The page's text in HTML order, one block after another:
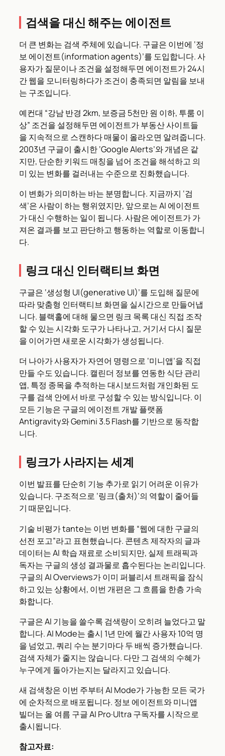
검색을 대신 해주는 에이전트
더 큰 변화는 검색 주체에 있습니다. 구글은 이번에 ‘정
보 에이전트(information agents)’를 도입합니다. 사
용자가 질문이나 조건을 설정해두면 에이전트가 24시
간 웹을 모니터링하다가 조건이 충족되면 알림을 보내
는 구조입니다.
예컨대 “강남 반경 2km, 보증금 5천만 원 이하, 투룸 이
상” 조건을 설정해두면 에이전트가 부동산 사이트들
을 지속적으로 스캔하다 매물이 올라오면 알려줍니다.
2003년 구글이 출시한 ‘Google Alerts’와 개념은 같
지만, 단순한 키워드 매칭을 넘어 조건을 해석하고 의
미 있는 변화를 걸러내는 수준으로 진화했습니다.
이 변화가 의미하는 바는 분명합니다. 지금까지 ‘검
색’은 사람이 하는 행위였지만, 앞으로는 AI 에이전트
가 대신 수행하는 일이 됩니다. 사람은 에이전트가 가
져온 결과를 보고 판단하고 행동하는 역할로 이동합니
다.
링크 대신 인터랙티브 화면
구글은 ‘생성형 UI(generative UI)’를 도입해 질문에
따라 맞춤형 인터랙티브 화면을 실시간으로 만들어냅
니다. 블랙홀에 대해 물으면 링크 목록 대신 직접 조작
할 수 있는 시각화 도구가 나타나고, 거기서 다시 질문
을 이어가면 새로운 시각화가 생성됩니다.
더 나아가 사용자가 자연어 명령으로 ‘미니앱’을 직접
만들 수도 있습니다. 캘린더 정보를 연동한 식단 관리
앱, 특정 종목을 추적하는 대시보드처럼 개인화된 도
구를 검색 안에서 바로 구성할 수 있는 방식입니다. 이
모든 기능은 구글의 에이전트 개발 플랫폼
Antigravity와 Gemini 3.5 Flash를 기반으로 동작합
니다.
링크가 사라지는 세계
이번 발표를 단순히 기능 추가로 읽기 어려운 이유가
있습니다. 구조적으로 ‘링크(출처)’의 역할이 줄어들
기 때문입니다.
기술 비평가 tante는 이번 변화를 “웹에 대한 구글의
선전 포고”라고 표현했습니다. 콘텐츠 제작자의 글과
데이터는 AI 학습 재료로 소비되지만, 실제 트래픽과
독자는 구글의 생성 결과물로 흡수된다는 논리입니다.
구글의 AI Overviews가 이미 퍼블리셔 트래픽을 잠식
하고 있는 상황에서, 이번 개편은 그 흐름을 한층 가속
화합니다.
구글은 AI 기능을 쓸수록 검색량이 오히려 늘었다고 말
합니다. AI Mode는 출시 1년 만에 월간 사용자 10억 명
을 넘었고, 쿼리 수는 분기마다 두 배씩 증가했습니다.
검색 자체가 줄지는 않습니다. 다만 그 검색의 수혜가
누구에게 돌아가는지는 달라지고 있습니다.
새 검색창은 이번 주부터 AI Mode가 가능한 모든 국가
에 순차적으로 배포됩니다. 정보 에이전트와 미니앱
빌더는 올 여름 구글 AI Pro·Ultra 구독자를 시작으로
출시됩니다.
참고자료: